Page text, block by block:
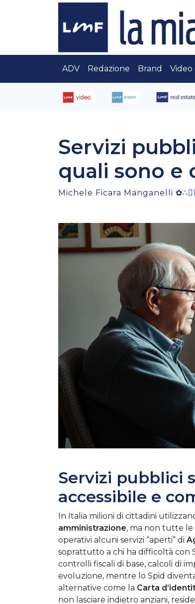
ADV Redazione Brand Video
Servizi
quali sono e
Michele Ficara Manganelli
Servizi pubblici
accessibile e
In Italia milioni di cittadini
amministrazione, ma non tutte le
operativi alcuni servizi “aperti” di
soprattutto a chi ha difficoltà con
controlli fiscali di base, calcoli di
evoluzione, mentre lo Spid
alternative come la Carta
non lasciare indietro anziani,